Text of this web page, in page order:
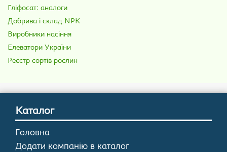
Гліфосат: аналоги
Добрива і склад NPK
Виробники насіння
Елеватори України
Реєстр сортів рослин
Каталог
Головна
Додати компанію в каталог